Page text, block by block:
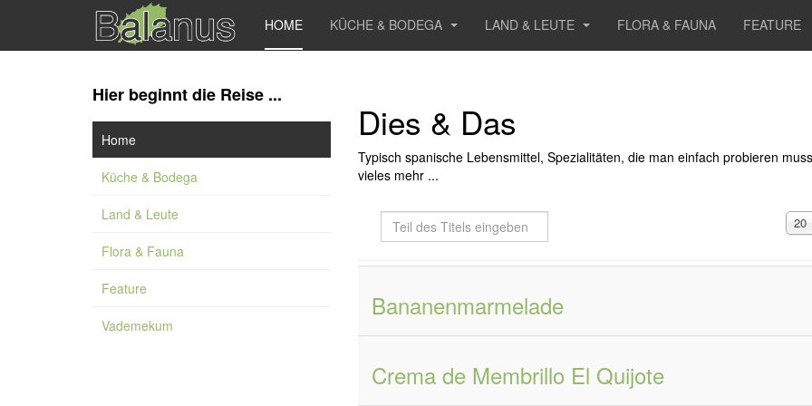
HOME KÜCHE & BODEGA LAND & LEUTE FLORA & FAUNA FEATURE
Dies & Das
Typisch spanische Lebensmittel, Spezialitäten, die man einfach probieren
vieles mehr ...
Teil
des
#
20
Bananenmarmelade
Crema de Membrillo El Quijote
Hier beginnt die Reise ...
Home
Küche & Bodega
Land & Leute
Flora & Fauna
Feature
Vademekum